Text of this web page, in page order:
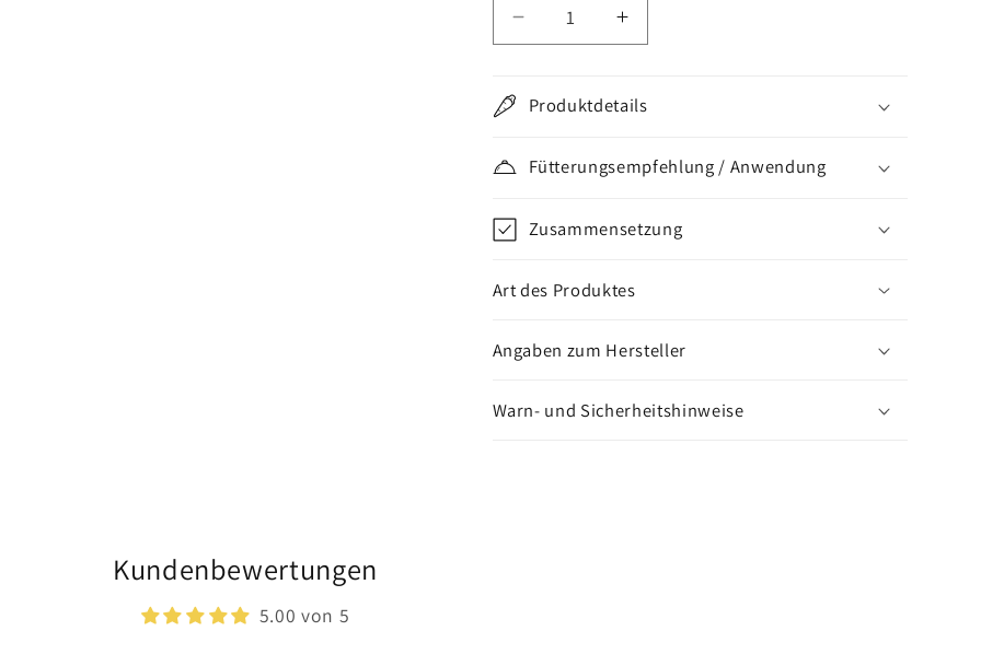
Verringere
die
für
Erhöhe
die
für
Produktdetails
Fütterungsempfehlung / Anwendung
Zusammensetzung
Art des Produktes
Angaben zum Hersteller
Warn- und Sicherheitshinweise
Kundenbewertungen
5.00 von 5